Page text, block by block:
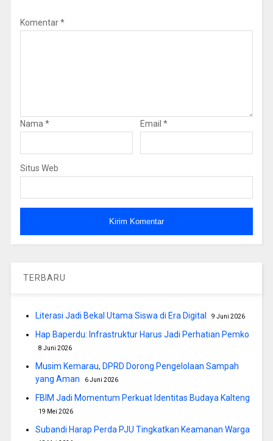
Komentar*
Nama * Email *
Situs Web
TERBARU
Literasi Jadi Bekal Utama Siswa di Era Digital 9 Juni 2026
Hap Baperdu: Infrastruktur Harus Jadi Perhatian Pemko
8 Juni 2026
Musim Kemarau, DPRD Dorong Pengelolaan Sampah
yang Aman
6 Juni 2026
FBIM Jadi Momentum Perkuat Identitas Budaya Kalteng
19 Mei 2026
Subandi Harap Perda PJU Tingkatkan Keamanan Warga